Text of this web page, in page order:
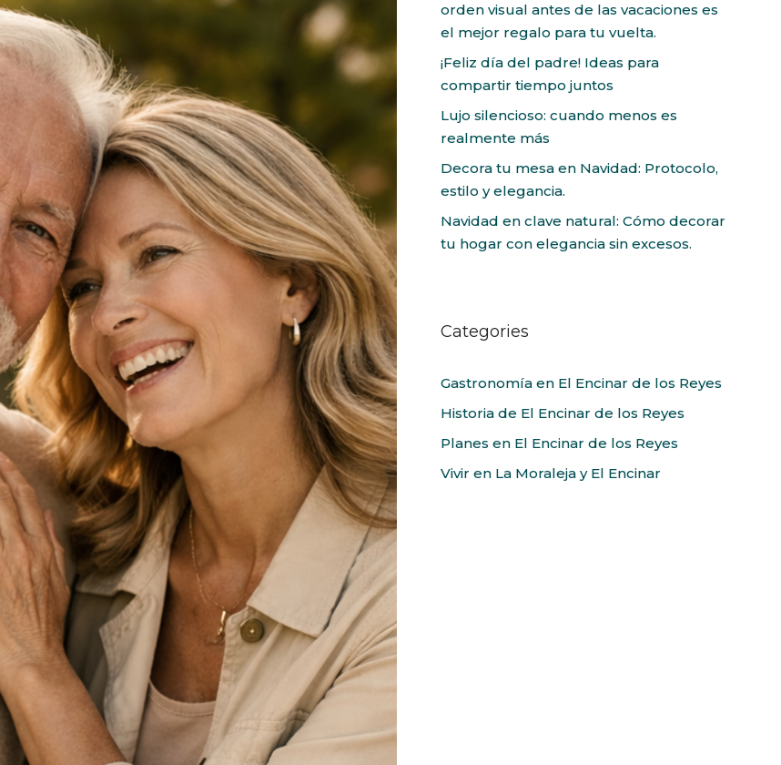
orden visual antes de las vacaciones es
el mejor regalo para tu vuelta.
¡Feliz día del padre! Ideas para
compartir tiempo juntos
Lujo silencioso: cuando menos es
realmente más
Decora tu mesa en Navidad: Protocolo,
estilo y elegancia.
Navidad en clave natural: Cómo decorar
tu hogar con elegancia sin excesos.
Categories
Gastronomía en El Encinar de los Reyes
Historia de El Encinar de los Reyes
Planes en El Encinar de los Reyes
Vivir en La Moraleja y El Encinar